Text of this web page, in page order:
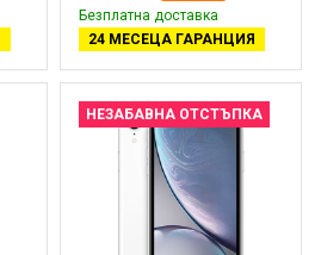
Безплатна доставка
24 МЕСЕЦА ГАРАНЦИЯ
НЕЗАБАВНА ОТСТЪПКА